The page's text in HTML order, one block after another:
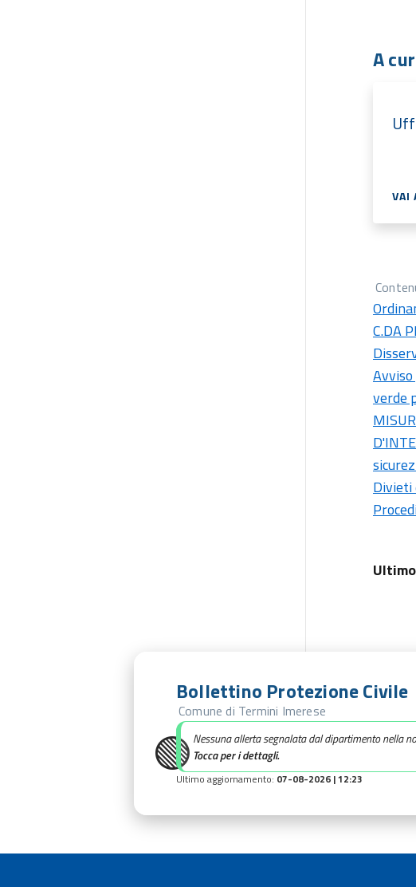
A
VAI
C.DA
verde
Divieti
🟢
Bollettino Protezione Civile
Comune di Termini Imerese
Nessuna allerta segnalata dal dipartimento nella
Tocca per i dettagli.
Ultimo aggiornamento: 07-08-2026 | 12:23